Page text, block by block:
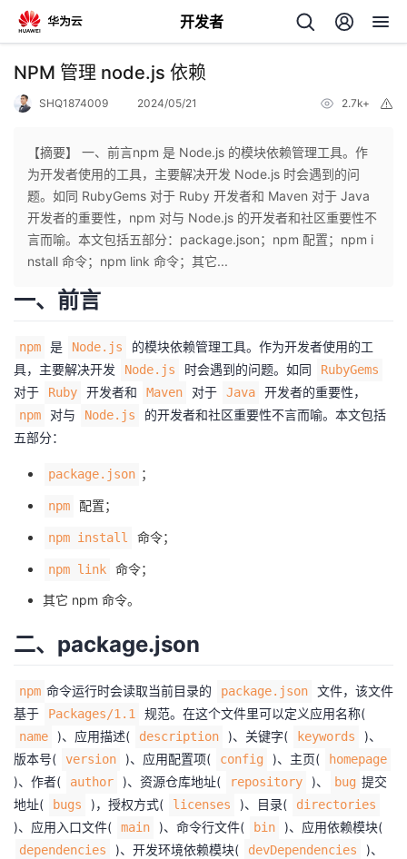
开发者
返
个
人
主
页
我
的
开
发
者
坛
圈
子
的
直
播
我
的
活
动
我
的
关
注
我
的
开
我
的
我
NPM 管理 node.js 依赖
SHQ1874009 2024/05/21 2.7k+
【摘要】 一、前言npm 是 Node.js 的模块依赖管理工具。作
为开发者使用的工具，主要解决开发 Node.js 时会遇到的问
题。如同 RubyGems 对于 Ruby 开发者和 Maven 对于 Java
开发者的重要性，npm 对与 Node.js 的开发者和社区重要性不
言而喻。本文包括五部分：package.json；npm 配置；npm i
nstall 命令；npm link 命令；其它...
一、前言
npm 是 Node.js
的模块依赖管理工具。作为开发者使用的工
具，主要解决开发
Node.js 时会遇到的问题。如同 RubyGems
对于 Ruby 开发者和 Maven 对于 Java 开发者的重要性，
npm 对与 Node.js
的开发者和社区重要性不言而喻。本文包括
五部分：
package.json ；
npm 配置；
npm install 命令；
npm link
命令；
其它 npm 命令。
二、package.json
npm 命令运行时会读取当前目录的 package.json
文件，该文件
基于
Packages/1.1 规范。在这个文件里可以定义应用名称(
name )、应用描述( description )、关键字( keywords
)、
版本号(
version )、应用配置项( config )、主页( homepage
)、作者( author )、资源仓库地址( repository )、 bug 提交
地址(
bugs )，授权方式( licenses )、目录( directories
)、应用入口文件( main )、命令行文件( bin )、应用依赖模块(
dependencies )、开发环境依赖模块( devDependencies
)、